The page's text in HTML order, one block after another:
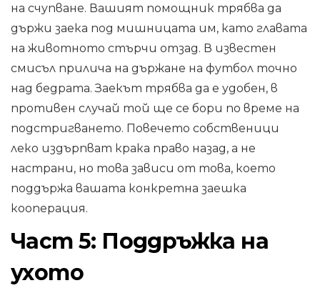
на счупване. Вашият помощник трябва да
държи заека под мишницата им, като главата
на животното стърчи отзад. В известен
смисъл прилича на държане на футбол точно
над бедрата. Заекът трябва да е удобен, в
противен случай той ще се бори по време на
подстригването. Повечето собственици
леко издърпват крака право назад, а не
настрани, но това зависи от това, което
поддържа вашата конкретна заешка
кооперация.
Част 5: Поддръжка на
ухото